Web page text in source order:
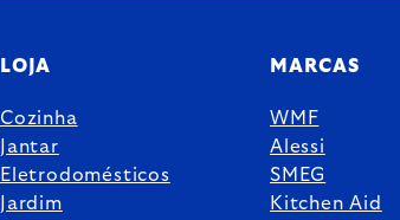
LOJA
Cozinha
Jantar
Eletrodomésticos
Jardim
MARCAS
WMF
Alessi
SMEG
Kitchen Aid